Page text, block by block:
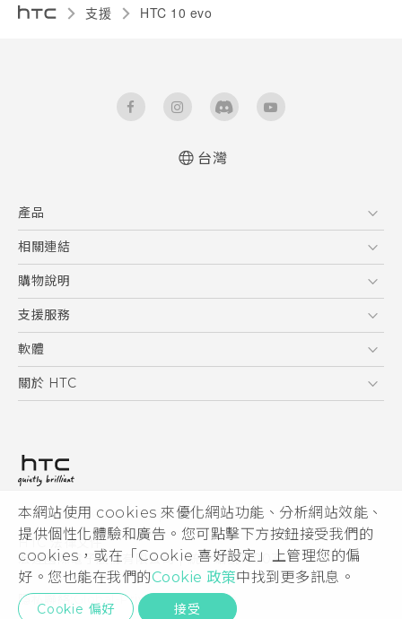
本網站使用 cookies 來優化網站功能、分析網站效能、
提供個性化體驗和廣告。您可點擊下方按鈕接受我們的
cookies，或在「Cookie 喜好設定」上管理您的偏
好。您也能在我們的Cookie 政策中找到更多訊息。
Cookie 偏好 接受
支援 HTC 10 evo‎
台灣
產品
5G
智慧型手機
配件
相關連結
HTC Research
購物說明
購物須知
訂單管理
付款方式
支援服務
到府收送維修服務
服務中心資訊
客戶服務佈告欄
軟體
應用程式
HTC Sync Manager
關於 HTC
投資人
隱私權政策
產品安全性
Cookie
Security and Privacy Whitepaper
© 2011-2026 HTC Corporation
HTC 法律文件
宏達國際電子股份有限公司 | 統一編號16003518
隱私聯絡:Global-Privacy@htc.com